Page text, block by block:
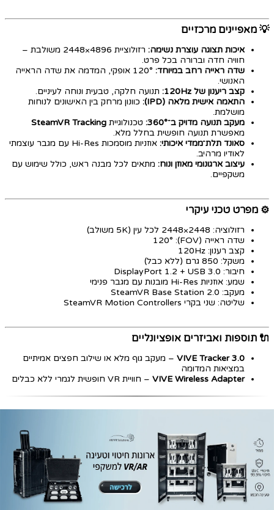
💡 מאפיינים מרכזיים
איכות תצוגה עוצרת נשימה:
רזולוציית 4896×2448 משולבת –
חוויה חדה וברורה בכל פרט.
שדה ראייה רחב במיוחד:
120° אופקי, המדמה את שדה הראייה
האנושי.
קצב ריענון של 120Hz:
תנועה חלקה, טבעית ונוחה לעיניים.
התאמה אישית מלאה (IPD):
כוונון מרחק בין האישונים לנוחות
מושלמת.
מעקב תנועה מדויק ב־360°:
טכנולוגיית SteamVR Tracking
מאפשרת תנועה חופשית בחלל מלא.
סאונד תלת־ממדי איכותי:
אוזניות מוסמכות Hi-Res עם מגבר עוצמתי
לאודיו מרהיב.
עיצוב ארגונומי מאוזן ונוח: מתאים לכל מבנה ראש, כולל שימוש עם
משקפיים.
⚙️ מפרט טכני עיקרי
רזולוציה: 2448×2448 לכל עין (5K משולב)
שדה ראייה (FOV): ‎120°‎
קצב רענון: ‎120Hz‎
משקל: ‎850 גרם‎ (ללא כבל)
חיבור: DisplayPort 1.2 + USB 3.0
שמע: אוזניות Hi-Res מובנות עם מגבר פנימי
מעקב: SteamVR Base Station 2.0
שליטה: שני בקרי SteamVR Motion Controllers
🔌 תוספות ואביזרים אופציונליים
VIVE Tracker 3.0 – מעקב גוף מלא או שילוב חפצים אמיתיים
במציאות המדומה
VIVE Wireless Adapter – חוויית VR חופשית לגמרי ללא כבלים